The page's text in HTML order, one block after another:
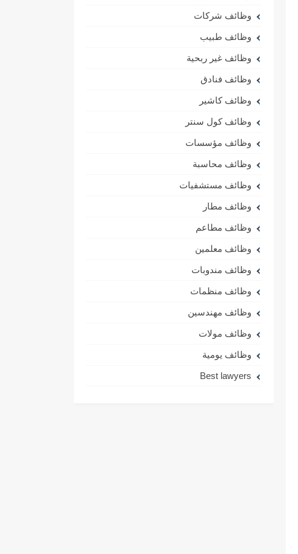
وظائف شركات
وظائف طبيب
وظائف غير ربحية
وظائف فنادق
وظائف كاشير
وظائف كول سنتر
وظائف مؤسسات
وظائف محاسبة
وظائف مستشفيات
وظائف مطار
وظائف مطاعم
وظائف معلمين
وظائف مندوبات
وظائف منظمات
وظائف مهندسين
وظائف مولات
وظائف يومية
Best lawyers